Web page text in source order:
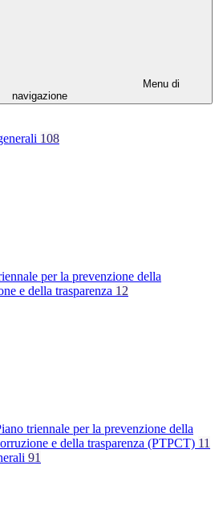
Menu di
navigazione
108
per la prevenzione della
e della trasparenza 12
triennale per la prevenzione della
e della trasparenza (PTPCT) 11
91